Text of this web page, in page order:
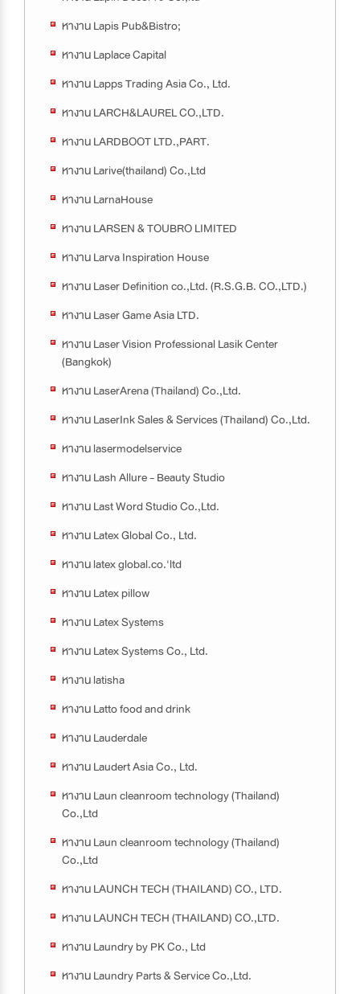
หางาน Lapis Pub&Bistro;
หางาน Laplace Capital
หางาน Lapps Trading Asia Co., Ltd.
หางาน LARCH&LAUREL CO.,LTD.
หางาน LARDBOOT LTD.,PART.
หางาน Larive(thailand) Co.,Ltd
หางาน LarnaHouse
หางาน LARSEN & TOUBRO LIMITED
หางาน Larva Inspiration House
หางาน Laser Definition co.,Ltd. (R.S.G.B. CO.,LTD.)
หางาน Laser Game Asia LTD.
หางาน Laser Vision Professional Lasik Center
(Bangkok)
หางาน LaserArena (Thailand) Co.,Ltd.
หางาน LaserInk Sales & Services (Thailand) Co.,Ltd.
หางาน lasermodelservice
หางาน Lash Allure - Beauty Studio
หางาน Last Word Studio Co.,Ltd.
หางาน Latex Global Co., Ltd.
หางาน latex global.co.'ltd
หางาน Latex pillow
หางาน Latex Systems
หางาน Latex Systems Co., Ltd.
หางาน latisha
หางาน Latto food and drink
หางาน Lauderdale
หางาน Laudert Asia Co., Ltd.
หางาน Laun cleanroom technology (Thailand)
Co.,Ltd
หางาน Laun cleanroom technology (Thailand)
Co.,Ltd
หางาน LAUNCH TECH (THAILAND) CO., LTD.
หางาน LAUNCH TECH (THAILAND) CO.,LTD.
หางาน Laundry by PK Co., Ltd
หางาน Laundry Parts & Service Co.,Ltd.